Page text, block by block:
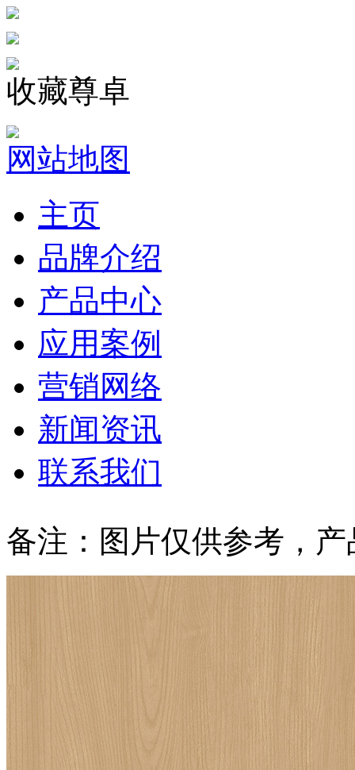
收藏尊卓
网站地图
主页
品牌介绍
产品中心
应用案例
营销网络
新闻资讯
联系我们
备注：图片仅供参考，